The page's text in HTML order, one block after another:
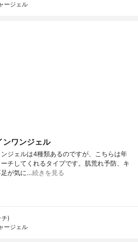
ージェル
ンワンジェル
ジェルは4種類あるのですが、こちらは年
チしてくれるタイプです。肌荒れ予防、キ
足が気に…続きを見る
)
ージェル